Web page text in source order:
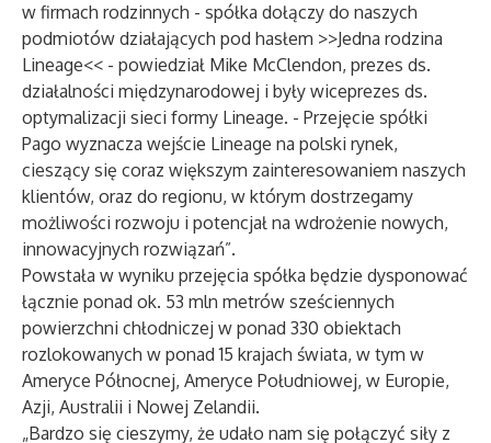
w firmach rodzinnych - spółka dołączy do naszych
podmiotów działających pod hasłem >>Jedna rodzina
Lineage<< - powiedział Mike McClendon, prezes ds.
działalności międzynarodowej i były wiceprezes ds.
optymalizacji sieci formy Lineage. - Przejęcie spółki
Pago wyznacza wejście Lineage na polski rynek,
cieszący się coraz większym zainteresowaniem naszych
klientów, oraz do regionu, w którym dostrzegamy
możliwości rozwoju i potencjał na wdrożenie nowych,
innowacyjnych rozwiązań”.
Powstała w wyniku przejęcia spółka będzie dysponować
łącznie ponad ok. 53 mln metrów sześciennych
powierzchni chłodniczej w ponad 330 obiektach
rozlokowanych w ponad 15 krajach świata, w tym w
Ameryce Północnej, Ameryce Południowej, w Europie,
Azji, Australii i Nowej Zelandii.
„Bardzo się cieszymy, że udało nam się połączyć siły z